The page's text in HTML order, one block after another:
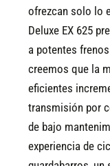
ofrezcan solo lo
Deluxe EX 625
a potentes
creemos que la
eficientes
transmisión por
de bajo
experiencia de